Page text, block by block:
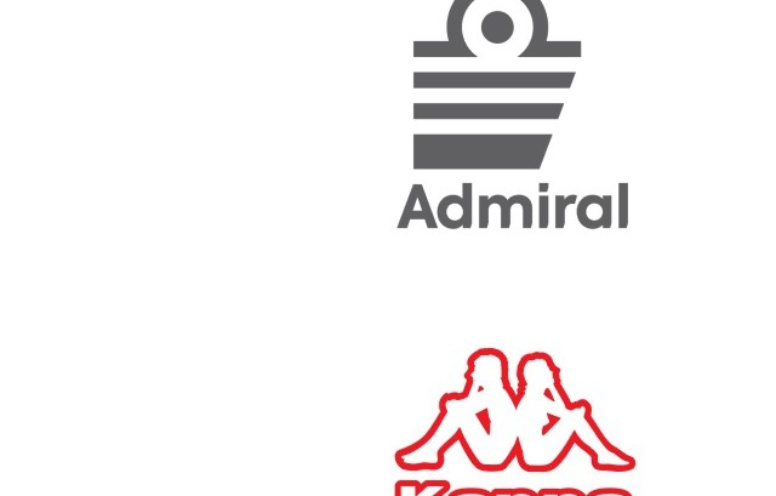
«Η ακρίβεια «γονατίζει»
την κοινωνία - Νέα μεγάλη
έρευνα της Pulse για το
ΟΙΚΟΝΟΜΙΑ 23/07/2026, 12:50
Aktor: Δεν θα γίνουν
δεκτές προσφορές κάτω
Κ. Πιερρακάκης: Νέα
εποχή για το Ολυμπιακό
Κωπηλατοδρόμιο - Η
δημόσια περιουσία είναι